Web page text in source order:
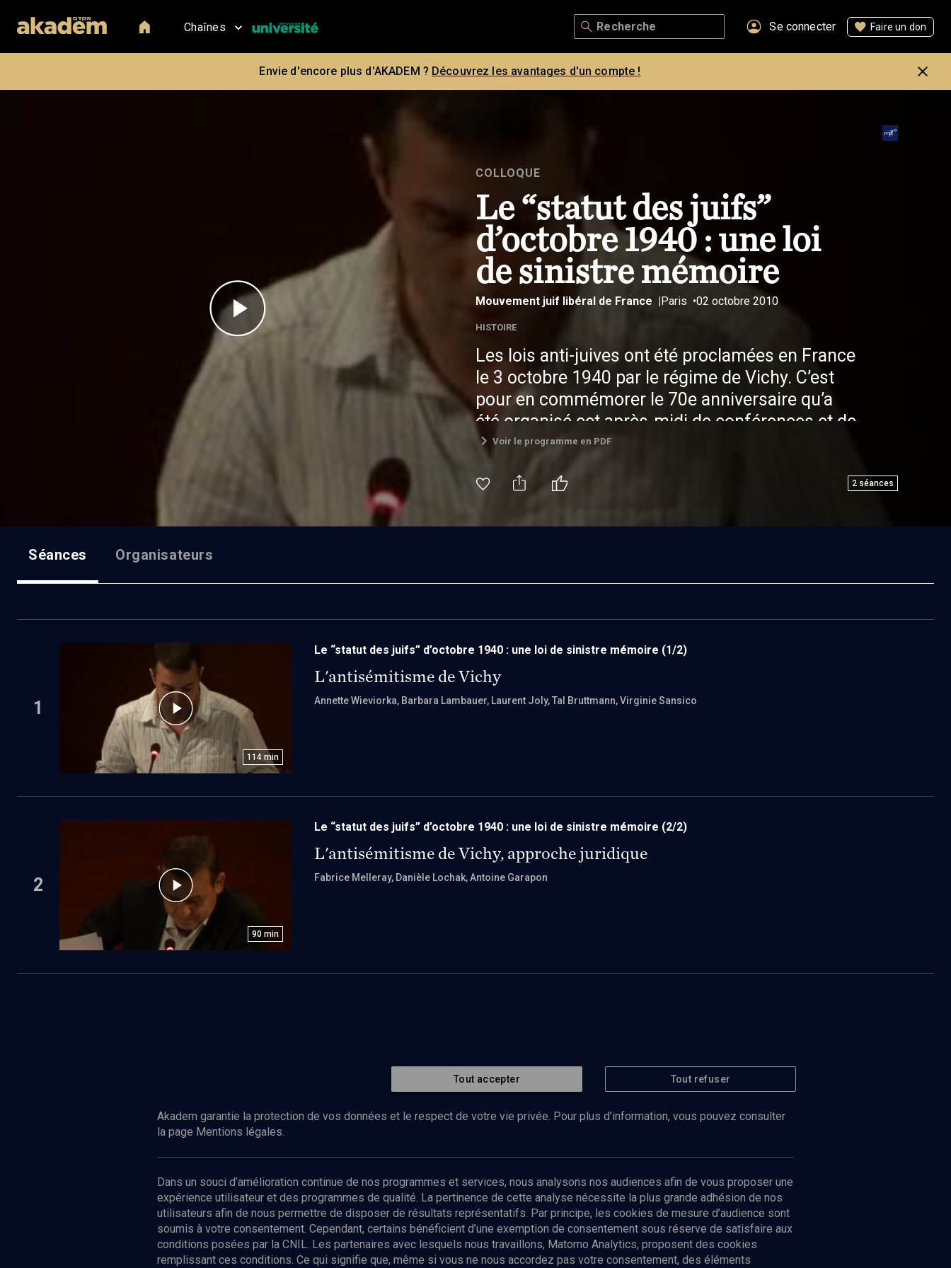
Chaînes Se connecter Faire un don
Envie d'encore plus d'AKADEM ? Découvrez les avantages d'un compte !
COLLOQUE
Le “statut des juifs”
d’octobre 1940 : une loi
de sinistre mémoire
Mouvement juif libéral de France Paris 02 octobre 2010
HISTOIRE
Les lois anti-juives ont été proclamées en France
le 3 octobre 1940 par le régime de Vichy. C’est
pour en commémorer le 70e anniversaire qu’a
été organisé cet après-midi de conférences et de
débats. C’est notamment de l’occasion de
discerner dans le passé ce qui ne doit pas se
répéter aujourd’hui, comme le montrent les
proposées par les conférenciers.
Voir le programme en PDF
2 séances
Séances Organisateurs
1
114 min
Le “statut des juifs” d’octobre 1940 : une loi de sinistre mémoire (1/2)
L'antisémitisme de Vichy
Annette Wieviorka, Barbara Lambauer, Laurent Joly, Tal Bruttmann, Virginie Sansico
2
90 min
Le “statut des juifs” d’octobre 1940 : une loi de sinistre mémoire (2/2)
L'antisémitisme de Vichy, approche juridique
Fabrice Melleray, Danièle Lochak, Antoine Garapon
Abonnez-vous à notre newsletter
Envoyer
Tout accepter Tout refuser
Akadem garantie la protection de vos données et le respect de votre vie privée. Pour plus d’information, vous pouvez consulter
la page Mentions légales.
Dans un souci d’amélioration continue de nos programmes et services, nous analysons nos audiences afin de vous proposer une
expérience utilisateur et des programmes de qualité. La pertinence de cette analyse nécessite la plus grande adhésion de nos
utilisateurs afin de nous permettre de disposer de résultats représentatifs. Par principe, les cookies de mesure d’audience sont
soumis à votre consentement. Cependant, certains bénéficient d’une exemption de consentement sous réserve de satisfaire aux
conditions posées par la CNIL. Les partenaires avec lesquels nous travaillons, Matomo Analytics, proposent des cookies
remplissant ces conditions. Ce qui signifie que, même si vous ne nous accordez pas votre consentement, des éléments